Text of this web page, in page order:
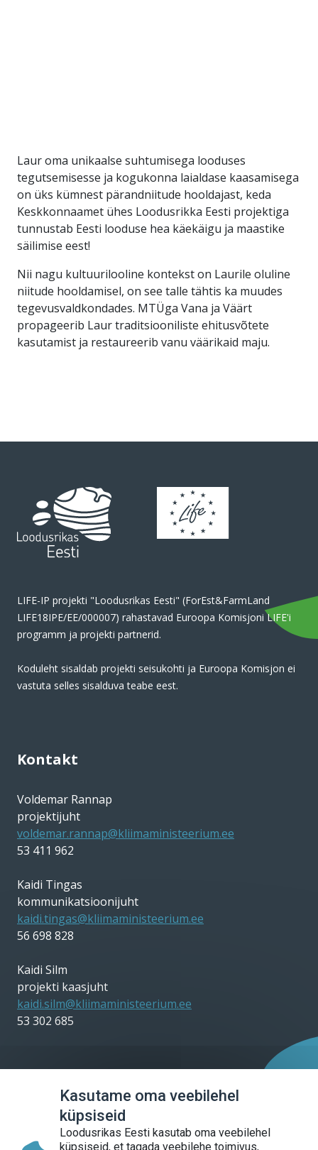
Laur oma unikaalse suhtumisega looduses
tegutsemisesse ja kogukonna laialdase kaasamisega
on üks kümnest pärandniitude hooldajast, keda
Keskkonnaamet ühes Loodusrikka Eesti projektiga
tunnustab Eesti looduse hea käekäigu ja maastike
säilimise eest!
Nii nagu kultuurilooline kontekst on Laurile oluline
niitude hooldamisel, on see talle tähtis ka muudes
tegevusvaldkondades. MTÜga Vana ja Väärt
propageerib Laur traditsiooniliste ehitusvõtete
kasutamist ja restaureerib vanu väärikaid maju.
LIFE-IP projekti "Loodusrikas Eesti" (ForEst&FarmLand
LIFE18IPE/EE/000007) rahastavad Euroopa Komisjoni LIFE'i
programm ja projekti partnerid.
Koduleht sisaldab projekti seisukohti ja Euroopa Komisjon ei
vastuta selles sisalduva teabe eest.
Kontakt
Voldemar Rannap
projektijuht
voldemar.rannap@kliimaministeerium.ee
53 411 962
Kaidi Tingas
kommunikatsioonijuht
kaidi.tingas@kliimaministeerium.ee
56 698 828
Kaidi Silm
projekti kaasjuht
kaidi.silm@kliimaministeerium.ee
53 302 685
Sotsiaalmeedia
Kasutame oma veebilehel
küpsiseid
Loodusrikas Eesti kasutab oma veebilehel
küpsiseid, et tagada veebilehe toimivus,